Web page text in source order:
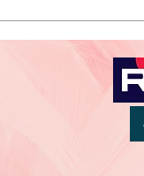
рождения Звездой